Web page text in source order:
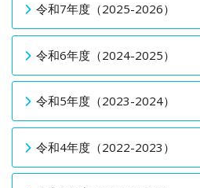
令和7年度（2025-2026）
令和6年度（2024-2025）
令和5年度（2023-2024）
令和4年度（2022-2023）